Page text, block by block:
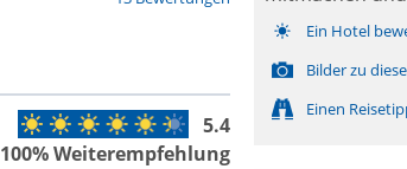
5.4
100% Weiterempfehlung
Ein Hotel
Bilder zu
Einen